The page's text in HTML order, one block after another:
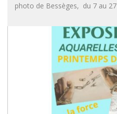
photo de Bessèges, du 7 au